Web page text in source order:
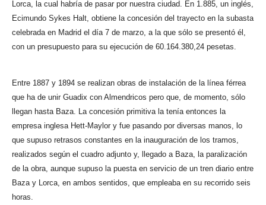
Lorca, la cual habría de pasar por nuestra ciudad. En 1.885, un inglés,
Ecimundo Sykes Halt, obtiene la concesión del trayecto en la subasta
celebrada en Madrid el día 7 de marzo, a la que sólo se presentó él,
con un presupuesto para su ejecución de 60.164.380,24 pesetas.
Entre 1887 y 1894 se realizan obras de instalación de la línea férrea
que ha de unir Guadix con Almendricos pero que, de momento, sólo
llegan hasta Baza. La concesión primitiva la tenía entonces la
empresa inglesa Hett-Maylor y fue pasando por diversas manos, lo
que supuso retrasos constantes en la inauguración de los tramos,
realizados según el cuadro adjunto y, llegado a Baza, la paralización
de la obra, aunque supuso la puesta en servicio de un tren diario entre
Baza y Lorca, en ambos sentidos, que empleaba en su recorrido seis
horas.